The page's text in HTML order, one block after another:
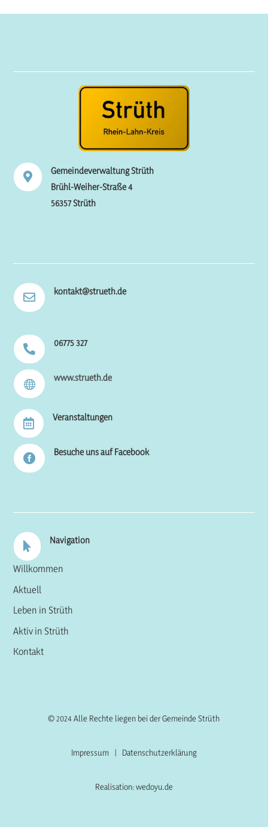

Gemeindeverwaltung Strüth
Brühl-Weiher-Straße 4
56357 Strüth
 kontakt@strueth.de
 06775 327

www.strueth.de
 Veranstaltungen

Besuche uns auf Facebook
 Navigation
Willkommen
Aktuell
Leben in Strüth
Aktiv in Strüth
Kontakt
© 2024 Alle Rechte liegen bei der Gemeinde Strüth
Impressum| Datenschutzerklärung
Realisation: wedoyu.de